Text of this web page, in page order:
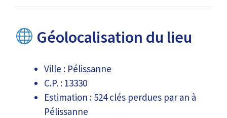
Géolocalisation du lieu
Ville : Pélissanne
C.P. : 13330
Estimation : 524 clés perdues par an à
Pélissanne